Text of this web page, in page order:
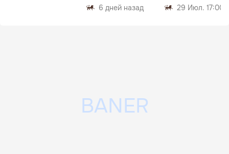
6 дней назад
29 Июл. 17:00